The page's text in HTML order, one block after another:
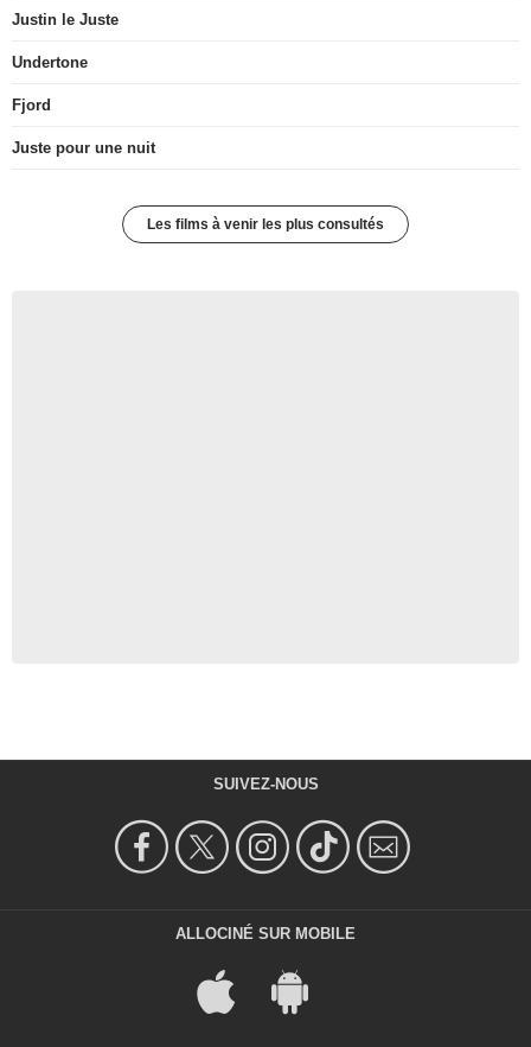
Justin le Juste
Undertone
Fjord
Juste pour une nuit
Les films à venir les plus consultés
SUIVEZ-NOUS
ALLOCINÉ SUR MOBILE